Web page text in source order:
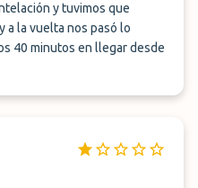
y tuvimos que
a la vuelta nos pasó lo
40 minutos en llegar desde